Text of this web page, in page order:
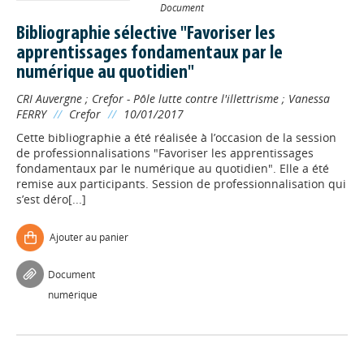
Document
Bibliographie sélective "Favoriser les
apprentissages fondamentaux par le
numérique au quotidien"
CRI Auvergne ; Crefor - Pôle lutte contre l'illettrisme ; Vanessa
FERRY // Crefor // 10/01/2017
Cette bibliographie a été réalisée à l’occasion de la session
de professionnalisations "Favoriser les apprentissages
fondamentaux par le numérique au quotidien". Elle a été
remise aux participants. Session de professionnalisation qui
s’est déro[...]
Ajouter au panier
Document
numérique